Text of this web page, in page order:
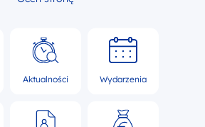
Aktualności Wydarzenia